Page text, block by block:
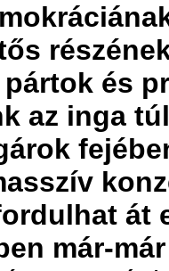
és
az inga
át
már-